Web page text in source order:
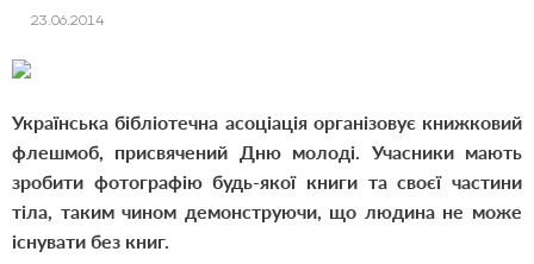
23.06.2014
Українська бібліотечна асоціація організовує книжковий
флешмоб, присвячений Дню молоді. Учасники мають
зробити фотографію будь-якої книги та своєї частини
тіла, таким чином демонструючи, що людина не може
існувати без книг.